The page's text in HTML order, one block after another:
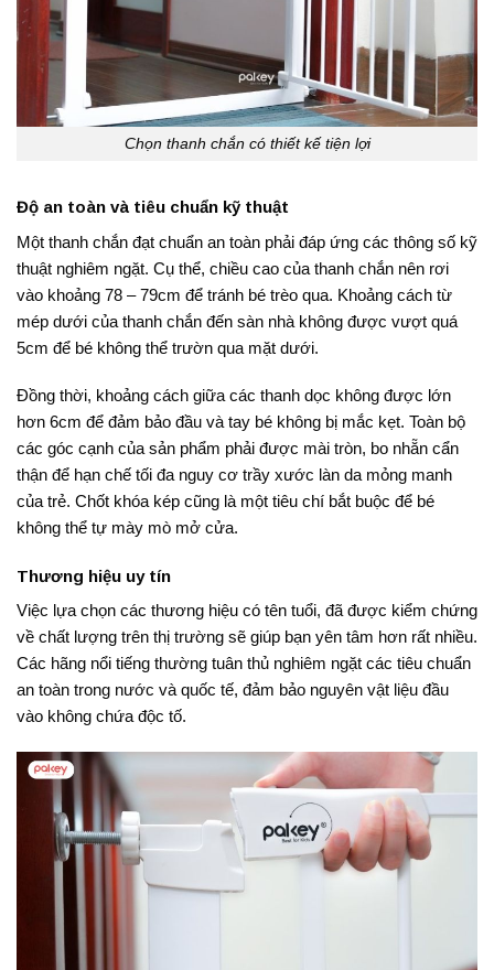
Chọn thanh chắn có thiết kế tiện lợi
Độ an toàn và tiêu chuẩn kỹ thuật
Một thanh chắn đạt chuẩn an toàn phải đáp ứng các thông số kỹ
thuật nghiêm ngặt. Cụ thể, chiều cao của thanh chắn nên rơi
vào khoảng 78 – 79cm để tránh bé trèo qua. Khoảng cách từ
mép dưới của thanh chắn đến sàn nhà không được vượt quá
5cm để bé không thể trườn qua mặt dưới.
Đồng thời, khoảng cách giữa các thanh dọc không được lớn
hơn 6cm để đảm bảo đầu và tay bé không bị mắc kẹt. Toàn bộ
các góc cạnh của sản phẩm phải được mài tròn, bo nhẵn cẩn
thận để hạn chế tối đa nguy cơ trầy xước làn da mỏng manh
của trẻ. Chốt khóa kép cũng là một tiêu chí bắt buộc để bé
không thể tự mày mò mở cửa.
Thương hiệu uy tín
Việc lựa chọn các thương hiệu có tên tuổi, đã được kiểm chứng
về chất lượng trên thị trường sẽ giúp bạn yên tâm hơn rất nhiều.
Các hãng nổi tiếng thường tuân thủ nghiêm ngặt các tiêu chuẩn
an toàn trong nước và quốc tế, đảm bảo nguyên vật liệu đầu
vào không chứa độc tố.